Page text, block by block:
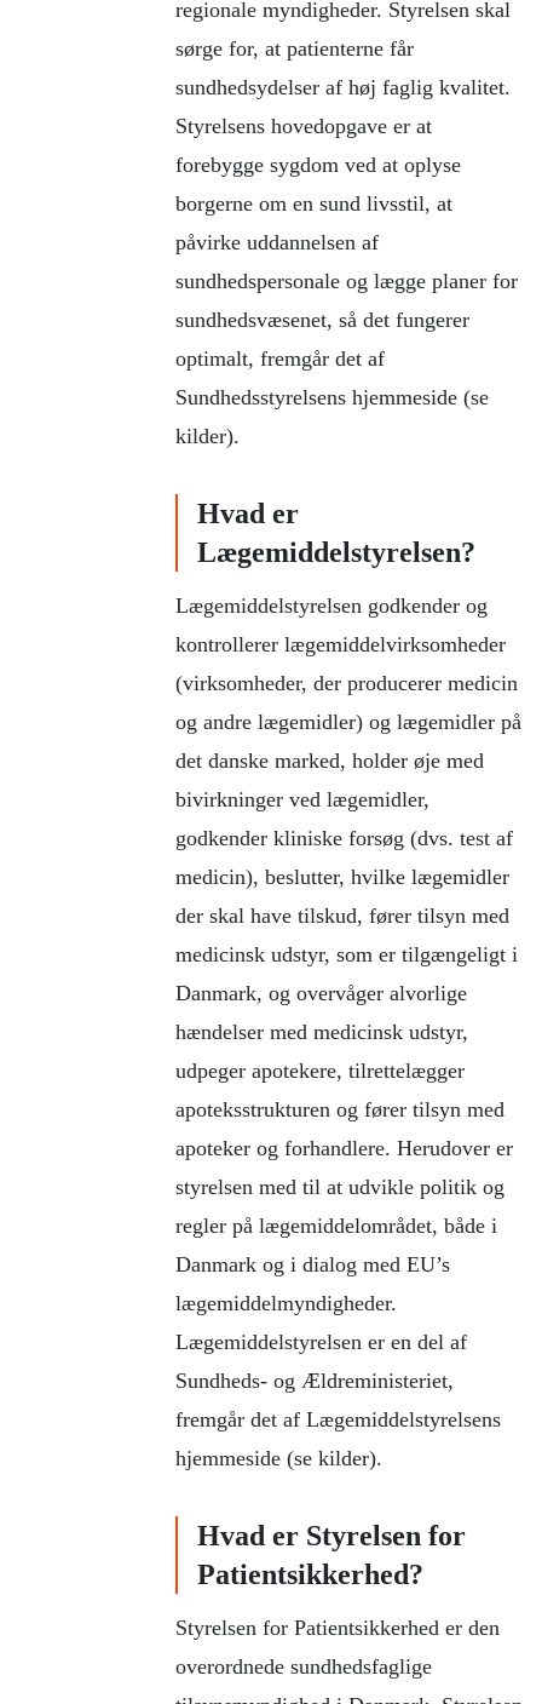
regionale myndigheder. Styrelsen skal
sørge for, at patienterne får
sundhedsydelser af høj faglig kvalitet.
Styrelsens hovedopgave er at
forebygge sygdom ved at oplyse
borgerne om en sund livsstil, at
påvirke uddannelsen af
sundhedspersonale og lægge planer for
sundhedsvæsenet, så det fungerer
optimalt, fremgår det af
Sundhedsstyrelsens hjemmeside (se
kilder).
Hvad er
Lægemiddelstyrelsen?
Lægemiddelstyrelsen godkender og
kontrollerer lægemiddelvirksomheder
(virksomheder, der producerer medicin
og andre lægemidler) og lægemidler på
det danske marked, holder øje med
bivirkninger ved lægemidler,
godkender kliniske forsøg (dvs. test af
medicin), beslutter, hvilke lægemidler
der skal have tilskud, fører tilsyn med
medicinsk udstyr, som er tilgængeligt i
Danmark, og overvåger alvorlige
hændelser med medicinsk udstyr,
udpeger apotekere, tilrettelægger
apoteksstrukturen og fører tilsyn med
apoteker og forhandlere. Herudover er
styrelsen med til at udvikle politik og
regler på lægemiddelområdet, både i
Danmark og i dialog med EU’s
lægemiddelmyndigheder.
Lægemiddelstyrelsen er en del af
Sundheds- og Ældreministeriet,
fremgår det af Lægemiddelstyrelsens
hjemmeside (se kilder).
Hvad er Styrelsen for
Patientsikkerhed?
Styrelsen for Patientsikkerhed er den
overordnede sundhedsfaglige